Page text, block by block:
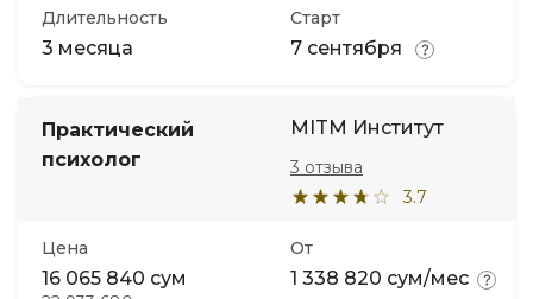
Длительность
3 месяца
Старт
7 сентября
Практический
психолог
MITM Институт
3.7
3 отзыва
Цена
16 065 840 сум
От
1 338 820 сум/мес